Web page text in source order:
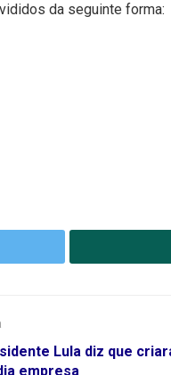
da seguinte forma:
Lula diz que
empresa